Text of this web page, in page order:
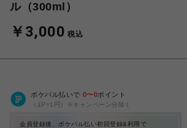
ル（300ml）
￥3,000 税込
ポケパル払いで 0〜0ポイント
（1P=1円）※キャンペーン分除く
会員登録後、ポケパル払い初回登録&利用で